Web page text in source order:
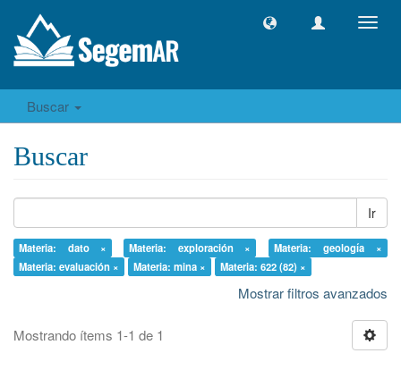
Buscar
Buscar
Ir
Materia: dato × Materia: exploración ×
Materia: geología ×
Materia: evaluación ×
Materia: mina × Materia: 622 (82) ×
Mostrar filtros avanzados
Mostrando ítems 1-1 de 1